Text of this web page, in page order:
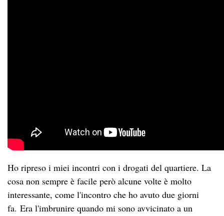
Ho ripreso i miei incontri con i drogati del quartiere. La
cosa non sempre è facile però alcune volte è molto
interessante, come l'incontro che ho avuto due giorni
fa. Era l'imbrunire quando mi sono avvicinato a un